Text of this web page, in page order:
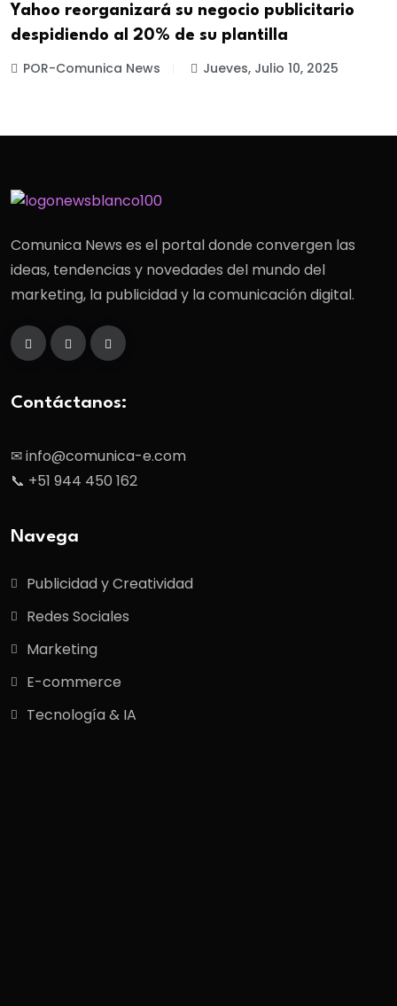
Yahoo reorganizará su negocio publicitario
despidiendo al 20% de su plantilla
POR-Comunica News Jueves, Julio 10, 2025
Comunica News es el portal donde convergen las
ideas, tendencias y novedades del mundo del
marketing, la publicidad y la comunicación digital.
Contáctanos:
✉ info@comunica-e.com
📞 +51 944 450 162
Navega
Publicidad y Creatividad
Redes Sociales
Marketing
E-commerce
Tecnología & IA